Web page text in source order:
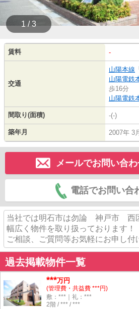
1 / 3
賃料 -
交通
山陽本線 「
山陽電鉄
歩16分
山陽電鉄
間取り(面積) -(-)
築年月 2007年 3
メールでお問い合
電話でお問い合
当社では明石市は勿論 神戸市 西
幅広く物件を取り扱っております！
ご相談、ご質問等お気軽にお申し付
過去掲載物件一覧
***万円
(管理費・共益費 ***円)
敷：***｜礼：***
2階 / *** / ***